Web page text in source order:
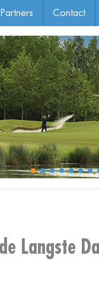
Partners Contact
Langste